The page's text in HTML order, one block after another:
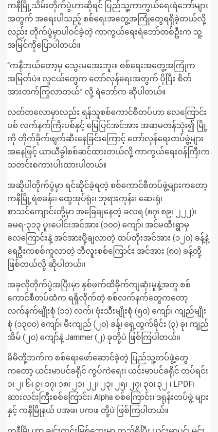
ကနီမြို့သိမ်းတိုက်ပွဲဟာဆိုရင် ပြည်သူ့ကာကွယ်ရေးရဲဘော်များ
အတွက် အရေးပါသည့် စစ်ရေးအတွေ့အကြုံတွေရရှိခဲ့တယ်လို့
လည်း တိုက်ပွဲမှာပါဝင်ခဲ့တဲ့ ကာကွယ်ရေးရဲဘော်တစ်ဦးက သူ့
အမြင်ကိုပြောပါတယ်။
“ကနီဘယ်တော့မှ သွေးမအေးဘူး။ စစ်ရေးအတွေ့အကြုံက
အမြတ်ပဲ။ လူငယ်တွေက တော်လှန်ရေးအတွက် ပိုပြီး စိတ်
အားတက်ကြွလာတယ်” လို့ ရဲဘော်က ဆိုပါတယ်။
လတ်တလောမှာလည်း ရန်သူစစ်ကောင်စီတပ်ဟာ လေကြောင်း
ပစ် လက်နက်ကြီးပစ်နှင့် မြေပြင်အင်အား အဆမတန်သုံး၍ မြို့
ကို တိုက်ခိုက်ဖျက်ဆီးနေခြင်းကြောင့် တော်လှန်ရေးတပ်ဖွဲ့များ
အနေဖြင့် ယာယီခွါစစ်ဆင်ထားတယ်လို့ ကာကွယ်ရေးဝန်ကြီးက
သတင်းစကားပါးထားပါတယ်။
အဆိုပါတိုက်ပွဲမှာ ရင်ဆိုင်ခဲ့ရတဲ့ စစ်ကောင်စီတပ်ဖွဲ့များကတော့
ကနီမြို့ရဲစခန်း၊ ထွေအုပ်ရုံး၊ ဘုရားကုန်း၊ ဆေးရုံ၊
စာသင်ကျောင်းတို့မှာ အခြေချနေတဲ့ ခလရ (၈၇၊ ၈၉၊ ၂၂၂)၊
ခမရ-၃၁၃ ပူးပေါင်းအင်အား (၁၀၀) ကျော်၊ အင်မထီးရွာမှ
လေကြောင်းနဲ့ အင်အားပို့ချလာတဲ့ ထပ်တိုးအင်အား (၁၂၀) ခန့်နဲ့
ရေဦးကစစ်ကူလာတဲ့ ဘီလူးစစ်ကြောင်း အင်အား (၈၀) ခန့်တို့
ဖြစ်တယ်လို့ ဆိုပါတယ်။
အခုလိုတိုက်ပွဲအပြီးမှာ နှစ်ဖက်ထိခိုက်ကျဆုံးမှုနဲ့အတူ စစ်
ကောင်စီတပ်ထံက ရရှိလိုက်တဲ့ စစ်လက်နက်တွေကတော့
လက်နက်မျိုးစုံ (၁၁) လက်၊ ဗုံးသီးမျိုးစုံ (၅၀) ကျော်၊ ကျည်မျိုး
စုံ (၁၃၀၀) ကျော်၊ မီးကျည် (၂၀) ခန့်၊ ရှေ့ထွက်မိုင်း (၃) ခု၊ ကျည်
အိမ် (၂၀) ကျော်နဲ့ Jammer (၂) ခုတို့ပဲ ဖြစ်ကြပါတယ်။
မိမိတို့ဘက်က စစ်ရေးဖော်ဆောင်ခဲ့တဲ့ ပြည်သူ့တပ်ဖွဲ့တွေ
ကတော့ ယင်းမာပင်ခရိုင် ကွပ်ကဲရေး၊ ယင်းမာပင်ခရိုင် တပ်ရင်း
၁၊ ၂၊ ၆၊ ၉၊ ၁၇၊ ၁၈၊ ၂၁၊ ၂၂၊ ၂၃၊ ၂၅၊ ၂၇၊ ၃၀၊ ၃၂ ၊ LPDF၊
ဆားလင်းကြီးစစ်ကြောင်း၊ Alpha စစ်ကြောင်း၊ ဒရုန်းတပ်ဖွဲ့ များ
နှင့် ကနီမြိုနယ် ပအဖ၊ ပကဖ တို့ပဲ ဖြစ်ကြပါတယ်။